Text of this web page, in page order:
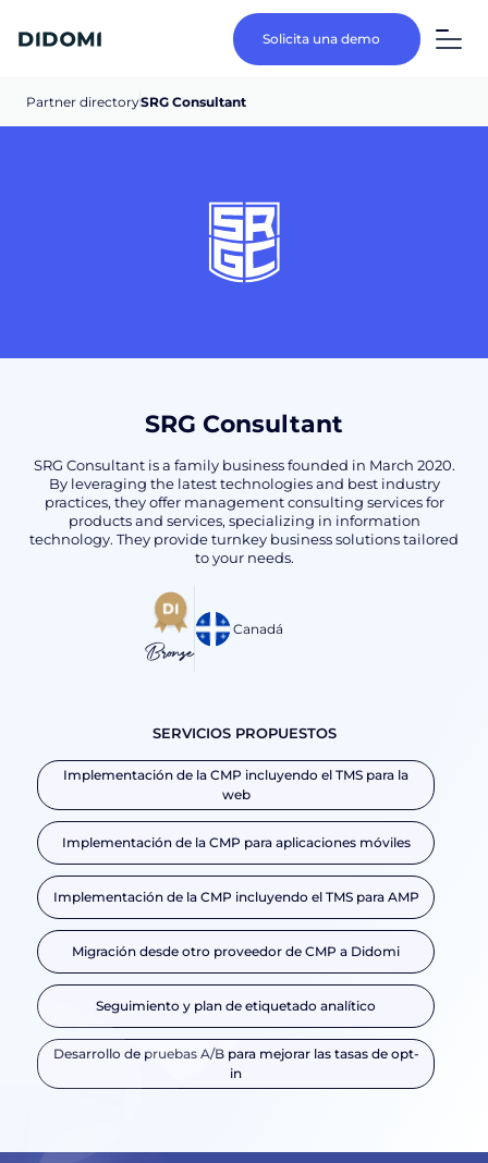
Solicita una demo
Partner directorySRG Consultant
SRG Consultant
SRG Consultant is a family business founded in March 2020.
By leveraging the latest technologies and best industry
practices, they offer management consulting services for
products and services, specializing in information
technology. They provide turnkey business solutions tailored
to your needs.
Bronze
Canadá
SERVICIOS PROPUESTOS
Implementación de la CMP incluyendo el TMS para la
web
Implementación de la CMP para aplicaciones móviles
Implementación de la CMP incluyendo el TMS para AMP
Migración desde otro proveedor de CMP a Didomi
Seguimiento y plan de etiquetado analítico
Desarrollo de pruebas A/B para mejorar las tasas de opt-
in